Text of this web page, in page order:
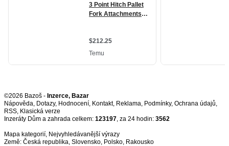
©2026 Bazoš - Inzerce, Bazar
Nápověda, Dotazy, Hodnocení, Kontakt, Reklama, Podmínky, Ochrana údajů,
RSS,
Inzeráty Dům a zahrada celkem: 123197, za 24 hodin: 3562
Mapa kategorií, Nejvyhledávanější výrazy
Země: Česká republika, Slovensko, Polsko, Rakousko